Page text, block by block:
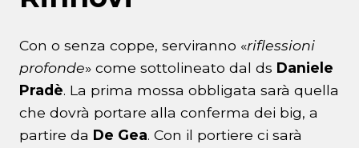
Con o senza coppe, serviranno «riflessioni
profonde» come sottolineato dal ds Daniele
Pradè. La prima mossa obbligata sarà quella
che dovrà portare alla conferma dei big, a
partire da De Gea. Con il portiere ci sarà